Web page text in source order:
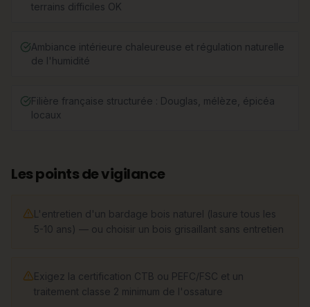
terrains difficiles OK
Ambiance intérieure chaleureuse et régulation naturelle
de l'humidité
Filière française structurée : Douglas, mélèze, épicéa
locaux
Les points de vigilance
L'entretien d'un bardage bois naturel (lasure tous les
5-10 ans) — ou choisir un bois grisaillant sans entretien
Exigez la certification CTB ou PEFC/FSC et un
traitement classe 2 minimum de l'ossature